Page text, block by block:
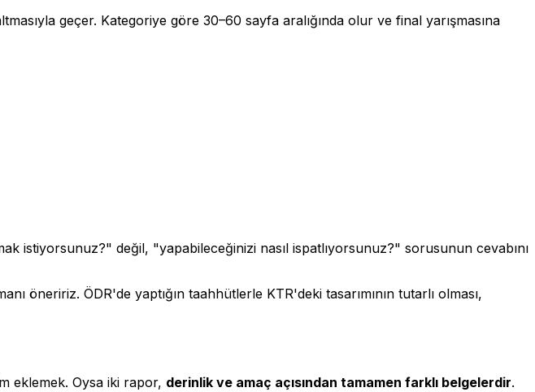
geçer. Kategoriye göre 30–60 sayfa aralığında olur ve final yarışmasına
istiyorsunuz?" değil, "yapabileceğinizi nasıl ispatlıyorsunuz?" sorusunun cevabını
öneririz. ÖDR'de yaptığın taahhütlerle KTR'deki tasarımının tutarlı olması,
eklemek. Oysa iki rapor, derinlik ve amaç açısından tamamen farklı belgelerdir.